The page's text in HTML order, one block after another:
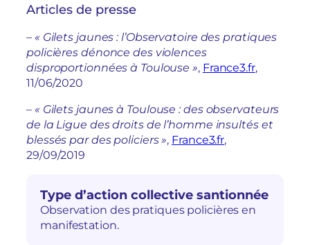
Articles de presse
– « Gilets jaunes : l’Observatoire des pratiques
policières dénonce des violences
disproportionnées à Toulouse », France3.fr,
11/06/2020
– « Gilets jaunes à Toulouse : des observateurs
de la Ligue des droits de l’homme insultés et
blessés par des policiers », France3.fr,
29/09/2019
Type d’action collective santionnée
Observation des pratiques policières en
manifestation.